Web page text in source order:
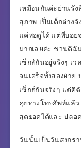
เหมือนกันค่ะย่านรั
สุภาพ เป็นเด็กต่าง
แค่พอดูได้ แต่พี่บอย
มากเลยค่ะ ชวนดิฉั
เซ็กส์กันอยู่จริงๆ เ
จนเสร็จทั้งสองฝ่าย
เซ็กส์กันจริงๆ แต่ดิ
คุยทางโทรศัพท์แล้ว
สุดยอดได้และ ปลอ
วันนั้นเป็นวันสงกร